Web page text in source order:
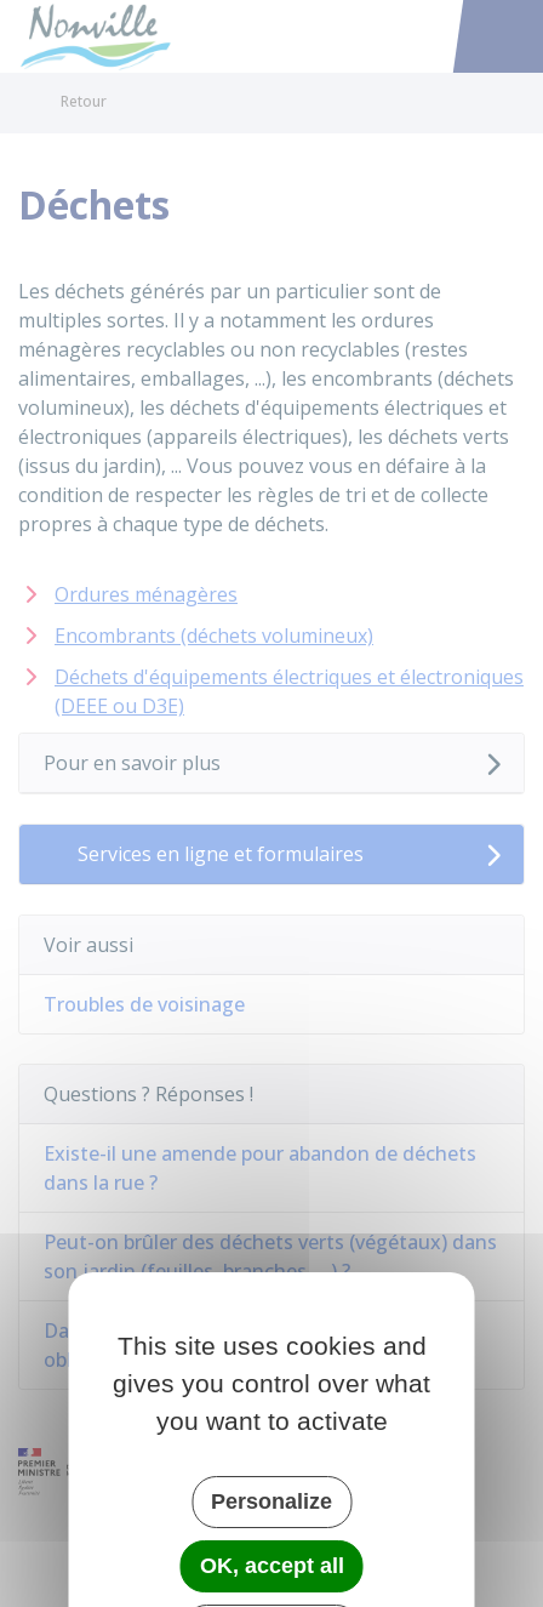
Accéder
Retour
Déchets
Les déchets générés par un particulier sont de
multiples sortes. Il y a notamment les ordures
ménagères recyclables ou non recyclables (restes
alimentaires, emballages, ...), les encombrants (déchets
volumineux), les déchets d'équipements électriques et
électroniques (appareils électriques), les déchets verts
(issus du jardin), ... Vous pouvez vous en défaire à la
condition de respecter les règles de tri et de collecte
propres à chaque type de déchets.
Ordures ménagères
Encombrants (déchets volumineux)
Déchets d'équipements électriques et électroniques
(DEEE ou D3E)
Pour en savoir plus
Services en ligne et formulaires
Voir aussi
Troubles de voisinage
Questions ? Réponses !
Existe-il une amende pour abandon de déchets
dans la rue ?
Peut-on brûler des déchets verts (végétaux) dans
son jardin (feuilles, branches, ...) ?
Dans quel cas le débroussaillement est-il
obligatoire ?This site uses cookies and
gives you control over what
you want to activate
Personalize
OK, accept all